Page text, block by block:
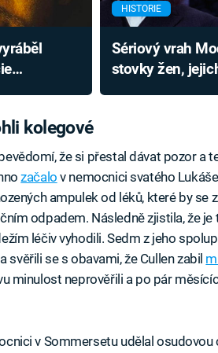
HISTORIE
Sériový vrah
stovky žen,
kolegové
že si přestal dávat pozor a
začalo v nemocnici svatého
ampulek od léků, které by se
odpadem. Následně zjistila, že je
léčiv vyhodili. Sedm z jeho
svěřili se s obavami, že Cullen zabil
minulost neprověřili a po pár
v Sommersetu udělal